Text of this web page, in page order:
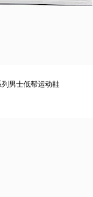
男士低帮运动鞋